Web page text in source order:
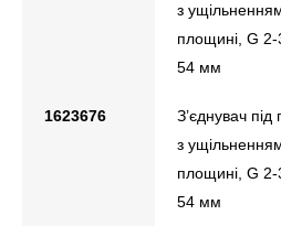
з
площині, G 2-
54 мм
1623676
З’єднувач під
з
площині, G 2-
54 мм